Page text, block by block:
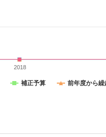
補正予算 前年度から繰
2018